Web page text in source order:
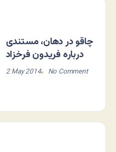
چاقو در دهان، مستندی
درباره فریدون فرخزاد
2 May 2014 No Comment